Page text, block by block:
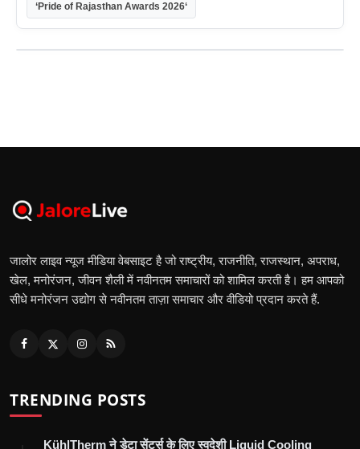
‘Pride of Rajasthan Awards 2026‘
जालोर लाइव न्यूज मीडिया वेबसाइट है जो राष्ट्रीय, राजनीति, राजस्थान, अपराध,
खेल, मनोरंजन, जीवन शैली में नवीनतम समाचारों को शामिल करती है। हम आपको
सीधे मनोरंजन उद्योग से नवीनतम ताज़ा समाचार और वीडियो प्रदान करते हैं.
TRENDING POSTS
KühlTherm ने डेटा सेंटर्स के लिए स्वदेशी Liquid Cooling